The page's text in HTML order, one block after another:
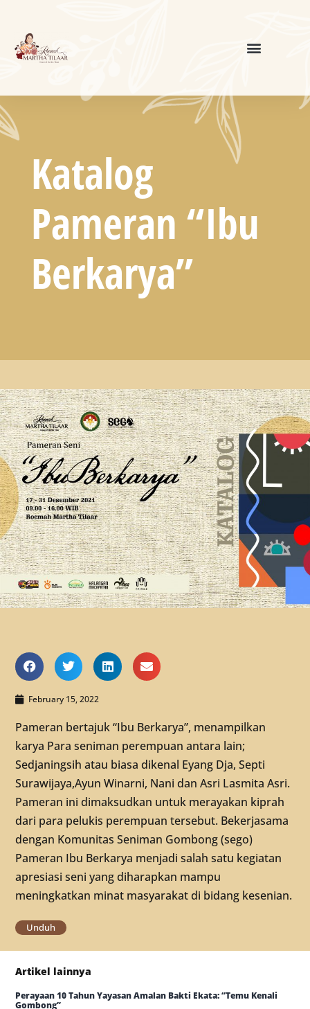
Katalog
Pameran “Ibu
Berkarya”
February 15, 2022
Pameran bertajuk “Ibu Berkarya”, menampilkan
karya Para seniman perempuan antara lain;
Sedjaningsih atau biasa dikenal Eyang Dja, Septi
Surawijaya,Ayun Winarni, Nani dan Asri Lasmita Asri.
Pameran ini dimaksudkan untuk merayakan kiprah
dari para pelukis perempuan tersebut. Bekerjasama
dengan Komunitas Seniman Gombong (sego)
Pameran Ibu Berkarya menjadi salah satu kegiatan
apresiasi seni yang diharapkan mampu
meningkatkan minat masyarakat di bidang kesenian.
Unduh
Artikel lainnya
Perayaan 10 Tahun Yayasan Amalan Bakti Ekata: “Temu Kenali
Gombong”